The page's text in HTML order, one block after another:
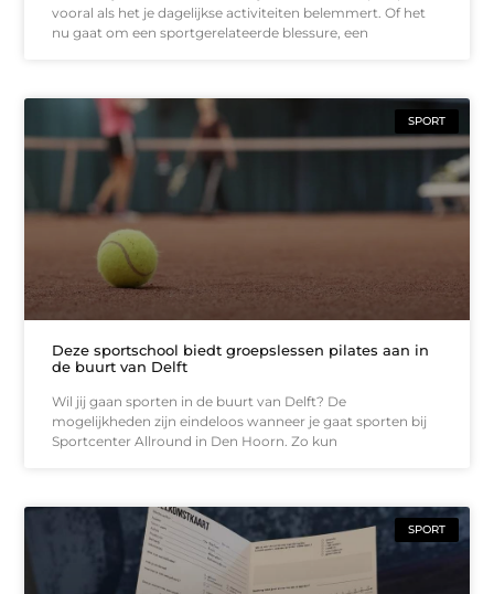
vooral als het je dagelijkse activiteiten belemmert. Of het
nu gaat om een sportgerelateerde blessure, een
SPORT
Deze sportschool biedt groepslessen pilates aan in
de buurt van Delft
Wil jij gaan sporten in de buurt van Delft? De
mogelijkheden zijn eindeloos wanneer je gaat sporten bij
Sportcenter Allround in Den Hoorn. Zo kun
SPORT